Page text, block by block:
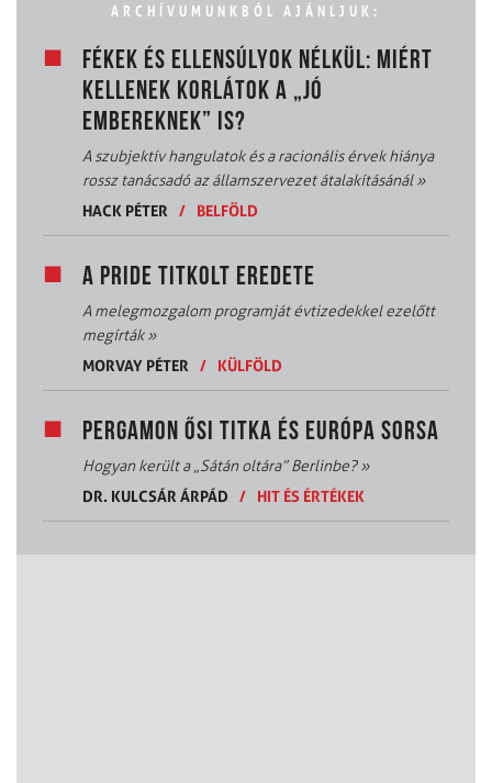
ARCHÍVUMUNKBÓL AJÁNLJUK:
FÉKEK ÉS ELLENSÚLYOK NÉLKÜL: MIÉRT
KELLENEK KORLÁTOK A „JÓ
EMBEREKNEK” IS?
A szubjektív hangulatok és a racionális érvek hiánya
rossz tanácsadó az államszervezet átalakításánál»
HACK PÉTER
/ BELFÖLD
A PRIDE TITKOLT EREDETE
A melegmozgalom programját évtizedekkel ezelőtt
megírták»
MORVAY PÉTER
/ KÜLFÖLD
PERGAMON ŐSI TITKA ÉS EURÓPA SORSA
Hogyan került a „Sátán oltára” Berlinbe?»
DR. KULCSÁR ÁRPÁD
/ HIT ÉS ÉRTÉKEK